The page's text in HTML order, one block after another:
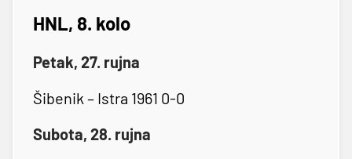
HNL, 8. kolo
Petak, 27. rujna
Šibenik – Istra 1961 0-0
Subota, 28. rujna